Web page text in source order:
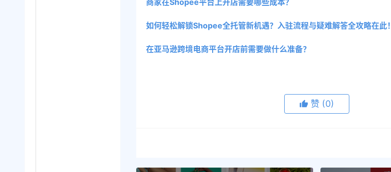
商家在Shopee平台上开店需要哪些成本？
如何轻松解锁Shopee全托管新机遇？入驻流程与疑难解答全攻略在此！
在亚马逊跨境电商平台开店前需要做什么准备？
赞 (0)